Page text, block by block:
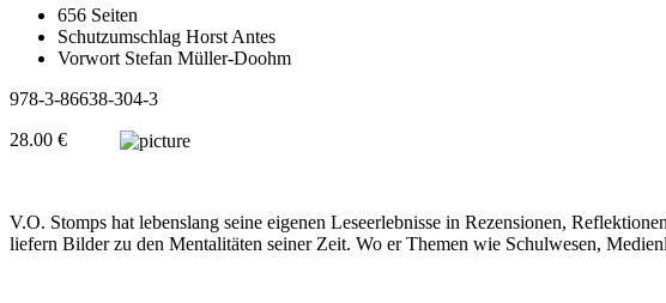
656 Seiten
Schutzumschlag Horst Antes
Vorwort Stefan Müller-Doohm
978-3-86638-304-3
28.00 €
V.O. Stomps hat lebenslang seine eigenen Leseerlebnisse in Rezensionen,
liefern Bilder zu den Mentalitäten seiner Zeit. Wo er Themen wie Schulwesen,